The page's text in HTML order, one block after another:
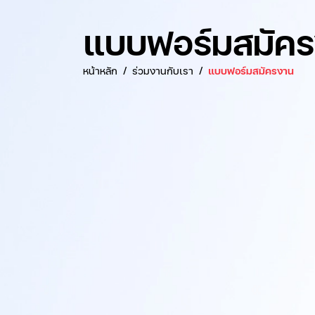
แบบฟอร์มสมัค
หน้าหลัก ร่วมงานกับเรา แบบฟอร์มสมัครงาน